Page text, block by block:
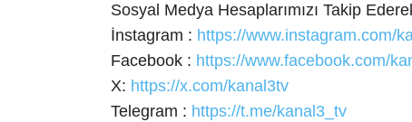
Sosyal Medya Hesaplarımızı Takip
İnstagram : https://www.instagram.com/
Facebook : https://www.facebook.com/
X: https://x.com/kanal3tv
Telegram : https://t.me/kanal3_tv